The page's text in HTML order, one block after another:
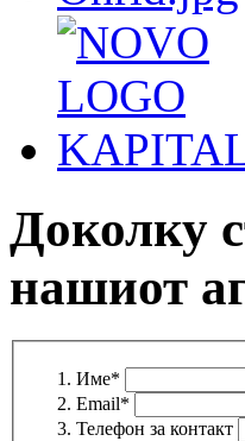
Доколку
нашиот
Име*
Email*
Телефон за контакт